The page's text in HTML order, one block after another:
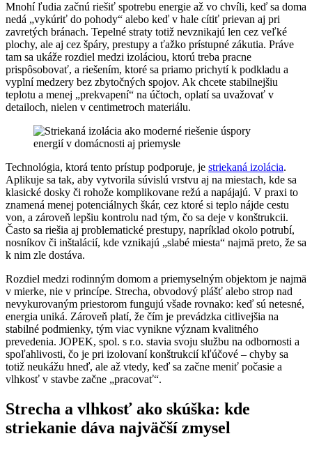
Mnohí ľudia začnú riešiť spotrebu energie až vo chvíli, keď sa doma
nedá „vykúriť do pohody“ alebo keď v hale cítiť prievan aj pri
zavretých bránach. Tepelné straty totiž nevznikajú len cez veľké
plochy, ale aj cez špáry, prestupy a ťažko prístupné zákutia. Práve
tam sa ukáže rozdiel medzi izoláciou, ktorú treba pracne
prispôsobovať, a riešením, ktoré sa priamo prichytí k podkladu a
vyplní medzery bez zbytočných spojov. Ak chcete stabilnejšiu
teplotu a menej „prekvapení“ na účtoch, oplatí sa uvažovať v
detailoch, nielen v centimetroch materiálu.
Technológia, ktorá tento prístup podporuje, je striekaná izolácia.
Aplikuje sa tak, aby vytvorila súvislú vrstvu aj na miestach, kde sa
klasické dosky či rohože komplikovane režú a napájajú. V praxi to
znamená menej potenciálnych škár, cez ktoré si teplo nájde cestu
von, a zároveň lepšiu kontrolu nad tým, čo sa deje v konštrukcii.
Často sa riešia aj problematické prestupy, napríklad okolo potrubí,
nosníkov či inštalácií, kde vznikajú „slabé miesta“ najmä preto, že sa
k nim zle dostáva.
Rozdiel medzi rodinným domom a priemyselným objektom je najmä
v mierke, nie v princípe. Strecha, obvodový plášť alebo strop nad
nevykurovaným priestorom fungujú všade rovnako: keď sú netesné,
energia uniká. Zároveň platí, že čím je prevádzka citlivejšia na
stabilné podmienky, tým viac vynikne význam kvalitného
prevedenia. JOPEK, spol. s r.o. stavia svoju službu na odbornosti a
spoľahlivosti, čo je pri izolovaní konštrukcií kľúčové – chyby sa
totiž neukážu hneď, ale až vtedy, keď sa začne meniť počasie a
vlhkosť v stavbe začne „pracovať“.
Strecha a vlhkosť ako skúška: kde
striekanie dáva najväčší zmysel